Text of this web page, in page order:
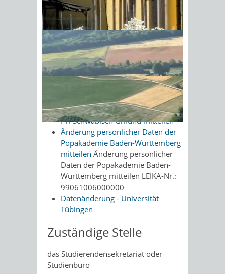
Sonnenschein am Morgen im
Ahornwald
der Hochschule erwarten wie
beispielweise Immatrikulationsbogen,
Prüfungsmitteilungen.
Onlineantrag und
Formulare
Änderung persönlicher Daten der
Hochschule Kehl mitteilen
Änderung persönlicher Daten der
PH Schwäbisch Gmünd mitteilen
Änderung persönlicher Daten der
Popakademie Baden-Württemberg
mitteilen Änderung persönlicher
Daten der Popakademie Baden-
Württemberg mitteilen LEIKA-Nr.:
99061006000000
Datenänderung - Universität
Tübingen
Zuständige Stelle
das Studierendensekretariat oder
Studienbüro